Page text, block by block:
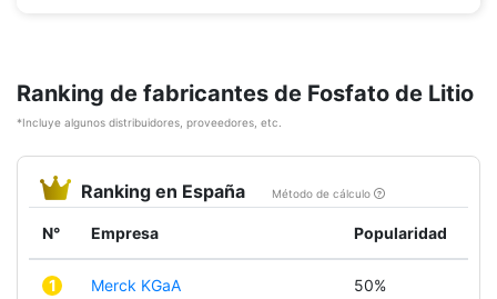
Ranking de fabricantes de Fosfato de Litio
*Incluye algunos distribuidores, proveedores, etc.
Ranking en España Método de cálculo
N° Empresa Popularidad
1 Merck KGaA 50%